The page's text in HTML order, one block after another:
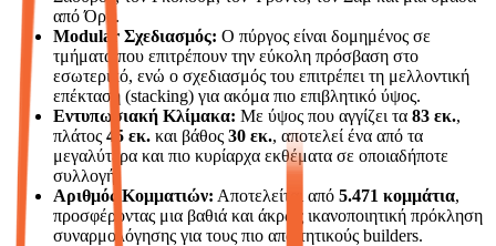
από Όρκ.
Modular Σχεδιασμός: Ο πύργος είναι δομημένος σε
τμήματα που επιτρέπουν την εύκολη πρόσβαση στο
εσωτερικό, ενώ ο σχεδιασμός του επιτρέπει τη μελλοντική
επέκταση (stacking) για ακόμα πιο επιβλητικό ύψος.
Εντυπωσιακή Κλίμακα: Με ύψος που αγγίζει τα 83 εκ.,
πλάτος 45 εκ. και βάθος 30 εκ., αποτελεί ένα από τα
μεγαλύτερα και πιο κυρίαρχα εκθέματα σε οποιαδήποτε
συλλογή.
Αριθμός Κομματιών: Αποτελείται από 5.471 κομμάτια,
προσφέροντας μια βαθιά και άκρως ικανοποιητική πρόκληση
συναρμολόγησης για τους πιο απαιτητικούς builders.